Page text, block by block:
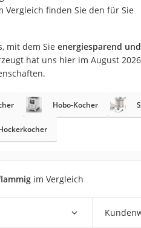
Rollen
Reiten
Vergleich finden Sie den für Sie
mit dem Sie energiesparend und
hat uns hier im August 2026
Hobo-Kocher
im Vergleich